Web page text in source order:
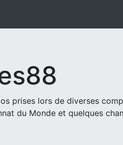
prises lors de diverses
du Monde et quelques